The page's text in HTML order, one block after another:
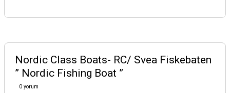
Nordic Class Boats- RC/ Svea Fiskebaten
” Nordic Fishing Boat ”
0 yorum